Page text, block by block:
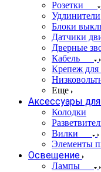
Розетки
Удлинители
Блоки
Датчики
Дверные
Кабель
Крепеж для
Еще
Аксессуары
Колодки
Вилки
Элементы
Освещение
Лампы